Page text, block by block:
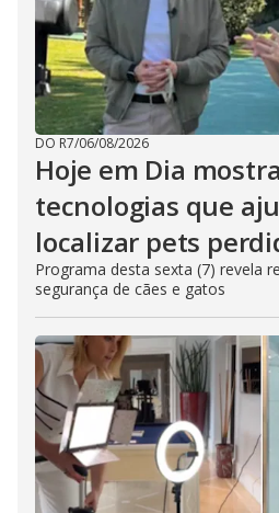
DO R7/06/08/2026
Hoje em Dia
tecnologias que
localizar pets
Programa desta sexta (7) revela
segurança de cães e gatos